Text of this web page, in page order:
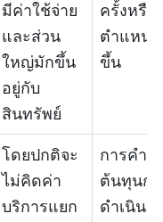
มีค่าใช้จ่าย
และส่วน
ใหญ่มักขึ้น
อยู่กับ
สินทรัพย์
ครั้งหรือ
ตำแหน่
ขึ้น
โดยปกติจะ
ไม่คิดค่า
บริการแยก
การคำ
ต้นทุนก
ดำเนินก